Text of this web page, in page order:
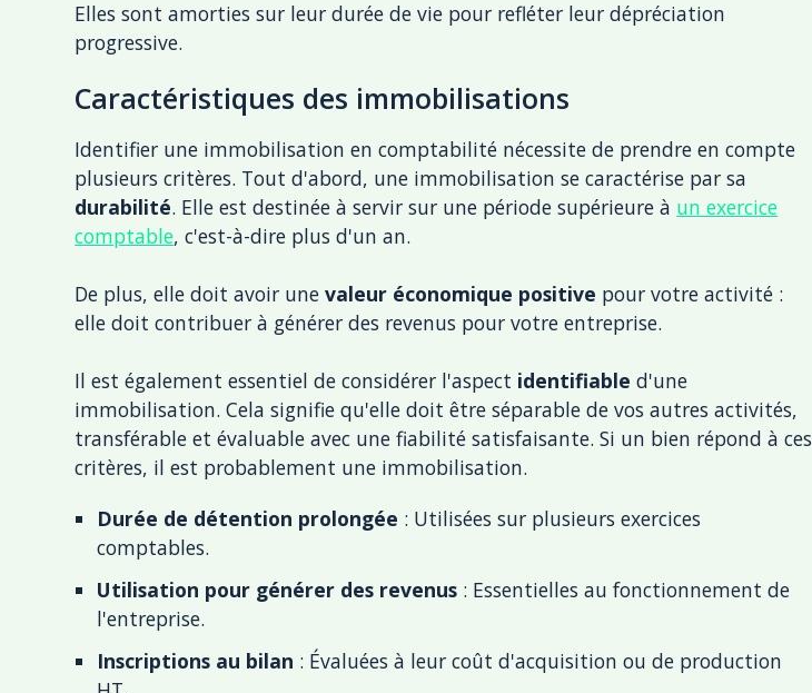
Elles sont amorties sur leur durée de vie pour refléter leur dépréciation
progressive.
Caractéristiques des immobilisations
Identifier une immobilisation en comptabilité nécessite de prendre en compte
plusieurs critères. Tout d'abord, une immobilisation se caractérise par sa
durabilité. Elle est destinée à servir sur une période supérieure à un exercice
comptable, c'est-à-dire plus d'un an.
De plus, elle doit avoir unevaleur économique positive pour votre activité :
elle doit contribuer à générer des revenus pour votre entreprise.
Il est également essentiel de considérer l'aspect identifiable d'une
immobilisation. Cela signifie qu'elle doit être séparable de vos autres activités,
transférable et évaluable avec une fiabilité satisfaisante. Si un bien répond à ces
critères, il est probablement une immobilisation.
Durée de détention prolongée : Utilisées sur plusieurs exercices
comptables.
Utilisation pour générer des revenus : Essentielles au fonctionnement de
l'entreprise.
Inscriptions au bilan : Évaluées à leur coût d'acquisition ou de production